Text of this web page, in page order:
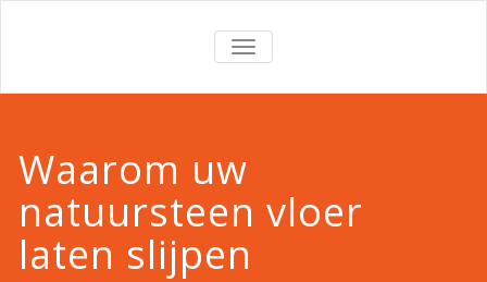
TOGGLE
NAVIGATION
Waarom uw
natuursteen vloer
laten slijpen